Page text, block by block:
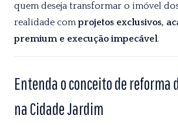
quem deseja transformar o imóvel
realidade comprojetos exclusivos,
premium e execução impecável.
Entenda o conceito de reforma
na Cidade Jardim